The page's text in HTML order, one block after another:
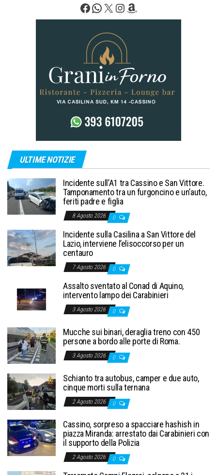
articoli
Facebook
WhatsApp
X Instagram
Amazon
ULTIME NOTIZIE
Incidente sull’A1 tra Cassino e San Vittore.
Tamponamento tra un furgoncino e un’auto,
feriti padre e figlia
8 Agosto 2026 0
Incidente sulla Casilina a San Vittore del
Lazio, interviene l’elisoccorso per un
centauro
7 Agosto 2026 0
Assalto sventato al Conad di Aquino,
intervento lampo dei Carabinieri
3 Agosto 2026 0
Mucche sui binari, deraglia treno con 450
persone a bordo alle porte di Roma.
3 Agosto 2026 0
Schianto tra autobus, camper e due auto,
cinque morti sulla ternana
2 Agosto 2026 0
Cassino, sorpreso a spacciare hashish in
piazza Miranda: arrestato dai Carabinieri con
il supporto della Polizia
2 Agosto 2026 0